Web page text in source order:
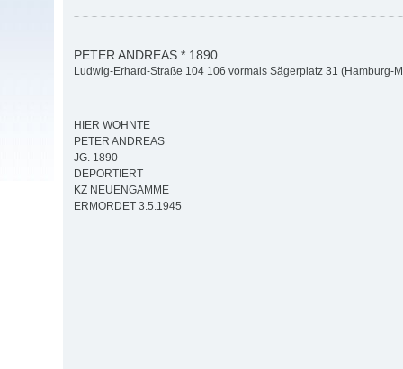
PETER ANDREAS * 1890
Ludwig-Erhard-Straße 104 106 vormals Sägerplatz 31 (Hamburg-
HIER WOHNTE
PETER ANDREAS
JG. 1890
DEPORTIERT
KZ NEUENGAMME
ERMORDET 3.5.1945